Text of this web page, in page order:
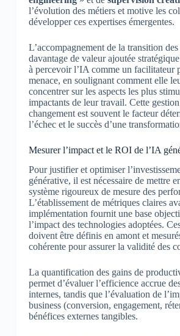
l’évolution des métiers et motive les
développer ces expertises émergentes.
L’accompagnement de la transition
davantage de valeur ajoutée
à percevoir l’IA comme un facilitateur
menace, en soulignant comment elle
concentrer sur les aspects les plus
impactants de leur travail. Cette
changement est souvent le facteur
l’échec et le succès d’une
Mesurer l’impact et le ROI de l’IA
Pour justifier et optimiser
générative, il est nécessaire de mettre
système rigoureux de mesure des
L’établissement de métriques claires
implémentation fournit une base
l’impact des technologies adoptées.
doivent être définis en amont et
cohérente pour assurer la validité des
La quantification des gains de
permet d’évaluer l’efficience accrue
internes, tandis que l’évaluation de
business (conversion, engagement,
bénéfices externes tangibles.